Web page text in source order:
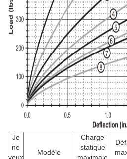
Je
ne
veux
Modèle
Charge
statique
maximale